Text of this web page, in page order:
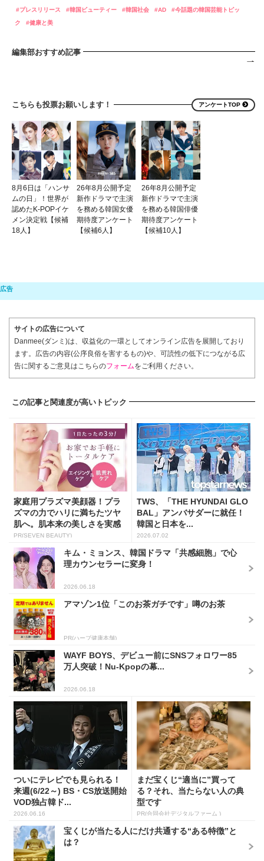
プレスリリース 韓国ビューティー 韓国社会 AD
今話題の韓国芸能トピッ
ク
健康と美
編集部おすすめ記事
こちらも投票お願いします！ アンケートTOP
8月6日は「ハンサ
ムの日」！世界が
認めたK-POPイケ
メン決定戦【候補
18人】
26年8月公開予定
新作ドラマで主演
を務める韓国女優
期待度アンケート
【候補6人】
26年8月公開予定
新作ドラマで主演
を務める韓国俳優
期待度アンケート
【候補10人】
サイトの広告について
Danmee(ダンミ)は、収益化の一環としてオンライン広告を展開しており
ます。広告の内容(公序良俗を害するもの)や、可読性の低下につながる広
告に関するご意見はこちらのフォームをご利用ください。
この記事と関連度が高いトピック
家庭用プラズマ美顔器！プラ
ズマの力でハリに満ちたツヤ
肌へ。肌本来の美しさを実感
し...
PR(SEVEN BEAUTY)
TWS、「THE HYUNDAI GLO
BAL」アンバサダーに就任！
韓国と日本を...
2026.07.02
キム・ミョンス、韓国ドラマ「共感細胞」で心
理カウンセラーに変身！
2026.06.18
アマゾン1位「このお茶ガチです」噂のお茶
PR(ハーブ健康本舗)
WAYF BOYS、デビュー前にSNSフォロワー85
万人突破！Nu-Kpopの幕...
2026.06.18
ついにテレビでも見られる！
来週(6/22～) BS・CS放送開始
VOD独占韓ド...
2026.06.16
まだ宝くじ“適当に”買って
る？それ、当たらない人の典
型です
PR(合同会社デジタルファーム )
宝くじが当たる人にだけ共通する“ある特徴”と
は？